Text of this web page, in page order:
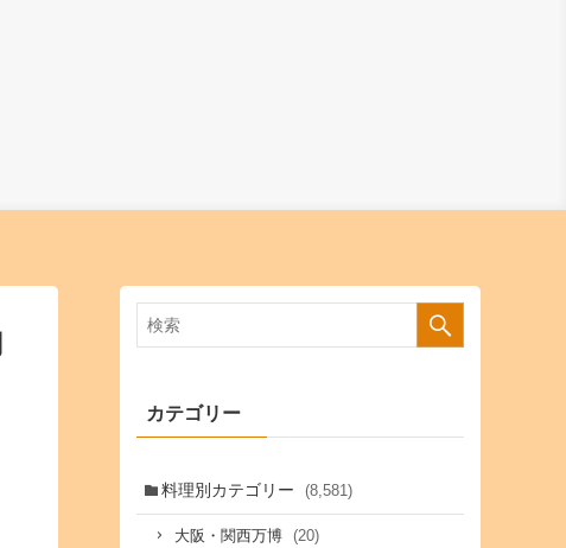
カテゴリー
料理別カテゴリー (8,581)
大阪・関西万博 (20)